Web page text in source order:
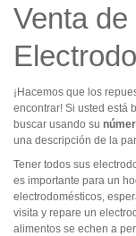
Venta
¡Hacemos que los
encontrar! Si usted está
buscar usando su
una descripción de la
Tener todos sus
es importante para un
electrodomésticos,
visita y repare un
alimentos se echen a